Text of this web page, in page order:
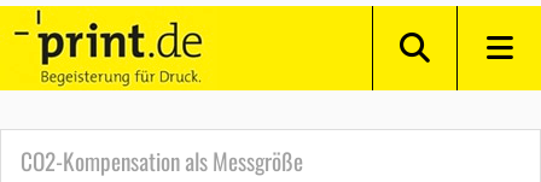
CO2-Kompensation als Messgröße